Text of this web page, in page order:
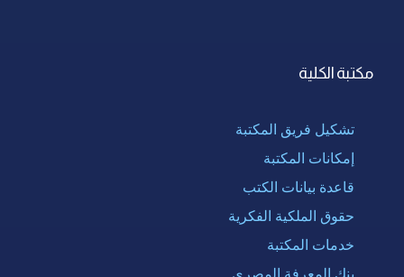
مكتبة الكلية
تشكيل فريق المكتبة
إمكانات المكتبة
قاعدة بيانات الكتب
حقوق الملكية الفكرية
خدمات المكتبة
بنك المعرفة المصرى